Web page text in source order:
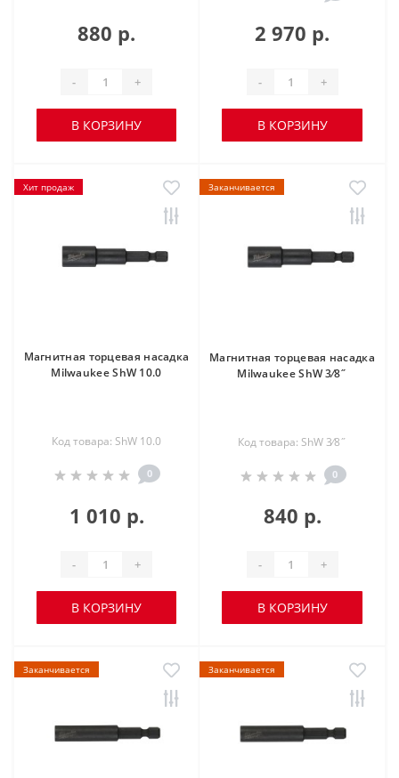
880 р.
- +
В КОРЗИНУ
2 970 р.
- +
В КОРЗИНУ
Хит продаж
Магнитная торцевая насадка
Milwaukee ShW 10.0
Код товара: ShW 10.0
0
1 010 р.
- +
В КОРЗИНУ
Заканчивается
Магнитная торцевая насадка
Milwaukee ShW 3⁄8˝
Код товара: ShW 3⁄8˝
0
840 р.
- +
В КОРЗИНУ
Заканчивается Заканчивается